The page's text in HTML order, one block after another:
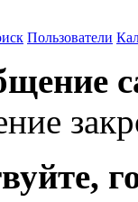
Пользователи